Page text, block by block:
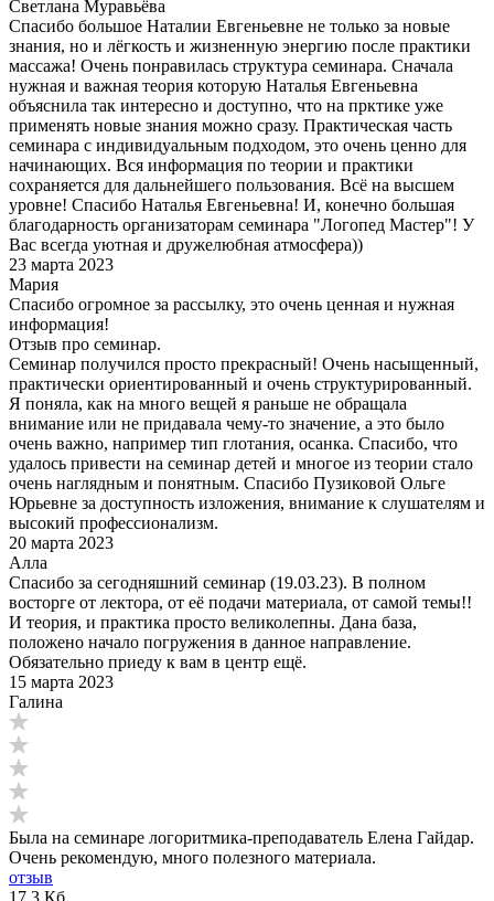
Светлана Муравьёва
Спасибо большое Наталии Евгеньевне не только за новые
знания, но и лёгкость и жизненную энергию после практики
массажа! Очень понравилась структура семинара. Сначала
нужная и важная теория которую Наталья Евгеньевна
объяснила так интересно и доступно, что на прктике уже
применять новые знания можно сразу. Практическая часть
семинара с индивидуальным подходом, это очень ценно для
начинающих. Вся информация по теории и практики
сохраняется для дальнейшего пользования. Всё на высшем
уровне! Спасибо Наталья Евгеньевна! И, конечно большая
благодарность организаторам семинара "Логопед Мастер"! У
Вас всегда уютная и дружелюбная атмосфера))
23 марта 2023
Мария
Спасибо огромное за рассылку, это очень ценная и нужная
информация!
Отзыв про семинар.
Семинар получился просто прекрасный! Очень насыщенный,
практически ориентированный и очень структурированный.
Я поняла, как на много вещей я раньше не обращала
внимание или не придавала чему-то значение, а это было
очень важно, например тип глотания, осанка. Спасибо, что
удалось привести на семинар детей и многое из теории стало
очень наглядным и понятным. Спасибо Пузиковой Ольге
Юрьевне за доступность изложения, внимание к слушателям и
высокий профессионализм.
20 марта 2023
Алла
Спасибо за сегодняшний семинар (19.03.23). В полном
восторге от лектора, от её подачи материала, от самой темы!!
И теория, и практика просто великолепны. Дана база,
положено начало погружения в данное направление.
Обязательно приеду к вам в центр ещё.
15 марта 2023
Галина
Была на семинаре логоритмика-преподаватель Елена Гайдар.
Очень рекомендую, много полезного материала.
отзыв
17,3 Кб